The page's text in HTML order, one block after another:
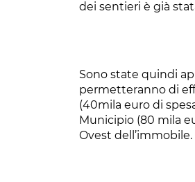
dei sentieri è già
Sono state quindi
permetteranno di
(40mila euro di
Municipio (80 mila
Ovest dell’immobile.